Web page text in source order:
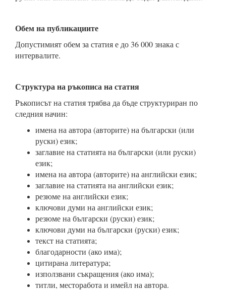
Обем на публикациите
Допустимият обем за статия е до 36 000 знака с
интервалите.
Структура на ръкописа на статия
Ръкописът на статия трябва да бъде структуриран по
следния начин:
имена на автора (авторите) на български (или
руски) език;
заглавие на статията на български (или руски)
език;
имена на автора (авторите) на английски език;
заглавие на статията на английски език;
резюме на английски език;
ключови думи на английски език;
резюме на български (руски) език;
ключови думи на български (руски) език;
текст на статията;
благодарности (ако има);
цитирана литература;
използвани съкращения (ако има);
титли, месторабота и имейл на автора.